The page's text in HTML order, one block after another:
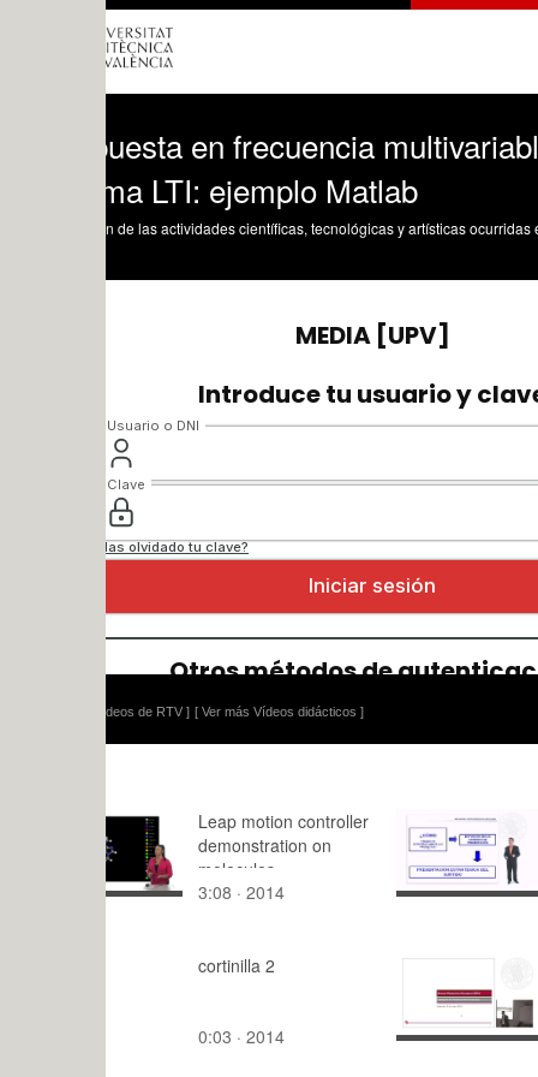
en frecuencia multivariable y
LTI: ejemplo Matlab
de las actividades científicas, tecnológicas y artísticas ocurridas en los tres
[ Ver más Vídeos didácticos ]
Leap motion controller
demonstration on
molecules
3:08 · 2014
En
Criterios
17:30 ·
135:13 ·